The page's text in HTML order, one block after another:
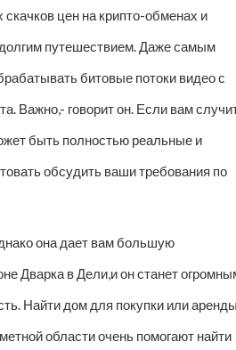
скачков цен на крипто-обменах и
долгим путешествием. Даже самым
битовые потоки видео с
Важно,- говорит он. Если вам
быть полностью реальные и
обсудить ваши требования по
она дает вам большую
Дварка в Дели,и он станет
Найти дом для покупки или аренды
области очень помогают найти